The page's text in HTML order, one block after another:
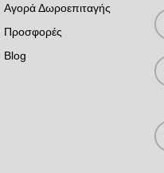
Αγορά Δωροεπιταγής
Προσφορές
Blog